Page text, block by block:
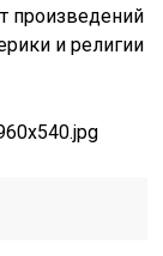
произведений
и религии